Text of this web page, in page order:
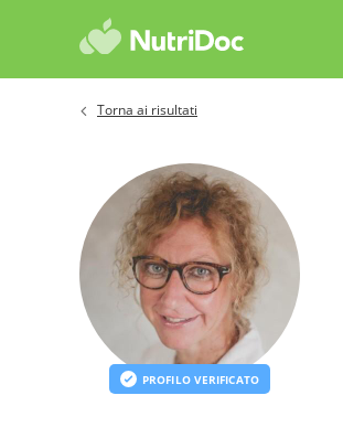
Torna ai risultati
PROFILO VERIFICATO